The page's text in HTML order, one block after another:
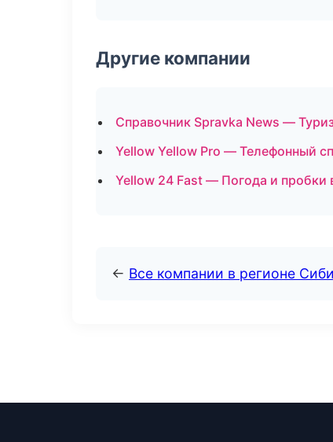
Другие компании
Справочник Spravka News —
Yellow Yellow Pro — Телефонный
Yellow 24 Fast — Погода и пробки
← Все компании в регионе